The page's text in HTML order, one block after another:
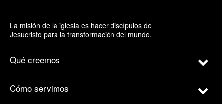
La misión de la iglesia es hacer discípulos de
Jesucristo para la transformación del mundo.
Qué creemos
Cómo servimos